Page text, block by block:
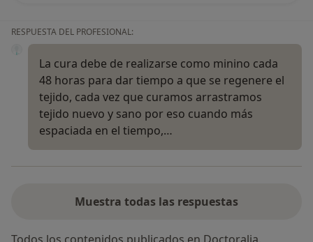
RESPUESTA DEL PROFESIONAL:
La cura debe de realizarse como minino cada
48 horas para dar tiempo a que se regenere el
tejido, cada vez que curamos arrastramos
tejido nuevo y sano por eso cuando más
espaciada en el tiempo,…
Muestra todas las respuestas